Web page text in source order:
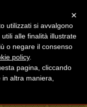
×
utilizzati si avvalgono
alle finalità illustrate
o negare il consenso
policy.
pagina, cliccando
altra maniera,